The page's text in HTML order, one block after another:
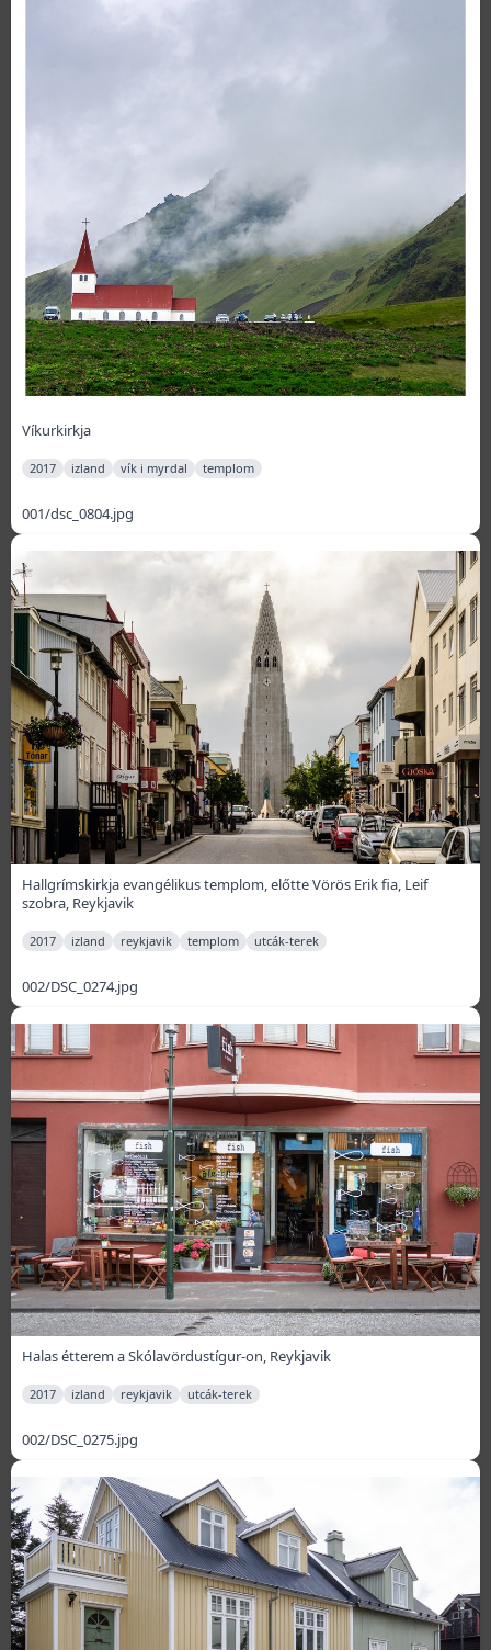
Víkurkirkja
2017 izland vík i myrdal templom
001/dsc_0804.jpg
Hallgrímskirkja evangélikus templom, előtte Vörös Erik fia, Leif
szobra, Reykjavik
2017 izland reykjavik templom utcák-terek
002/DSC_0274.jpg
Halas étterem a Skólavördustígur-on, Reykjavik
2017 izland reykjavik utcák-terek
002/DSC_0275.jpg